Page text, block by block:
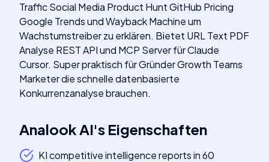
Traffic Social Media Product Hunt GitHub Pricing
Google Trends und Wayback Machine um
Wachstumstreiber zu erklären. Bietet URL Text PDF
Analyse REST API und MCP Server für Claude
Cursor. Super praktisch für Gründer Growth Teams
Marketer die schnelle datenbasierte
Konkurrenzanalyse brauchen.
Analook AI's Eigenschaften
KI competitive intelligence reports in 60